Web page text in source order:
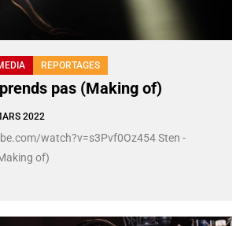
REPORTAGES
pas (Making of)
2022
watch?v=s3Pvf0Oz454 Sten -
of)